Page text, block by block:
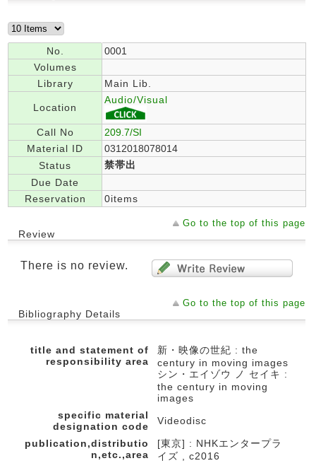
No.
0001
Volumes
Library
Main Lib.
Location
Audio/Visual
Call No
209.7/SI
Material ID
0312018078014
Status
禁帯出
Due Date
Reservation
0items
Go to the top of this page
Review
There is no review.
Go to the top of this page
Bibliography Details
title and statement of
responsibility area
新・映像の世紀 : the
century in moving images
シン・エイゾウ ノ セイキ :
the century in moving
images
specific material
designation code
Videodisc
publication,distributio
n,etc.,area
[東京] : NHKエンタープラ
イズ , c2016